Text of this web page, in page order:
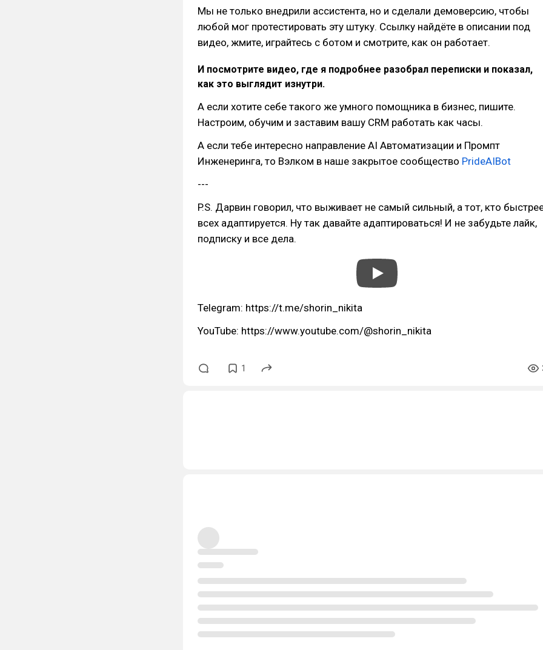
Мы не только внедрили ассистента, но и сделали демоверсию, чтобы
любой мог протестировать эту штуку. Ссылку найдёте в описании под
видео, жмите, играйтесь с ботом и смотрите, как он работает.
И посмотрите видео, где я подробнее разобрал переписки и показал,
как это выглядит изнутри.
А если хотите себе такого же умного помощника в бизнес, пишите.
Настроим, обучим и заставим вашу CRM работать как часы.
А если тебе интересно направление AI Автоматизации и Промпт
Инженеринга, то Вэлком в наше закрытое сообщество PrideAIBot
---
P.S. Дарвин говорил, что выживает не самый сильный, а тот, кто
всех адаптируется. Ну так давайте адаптироваться! И не забудьте лайк,
подписку и все дела.
Telegram: https://t.me/shorin_nikita
YouTube: https://www.youtube.com/@shorin_nikita
1